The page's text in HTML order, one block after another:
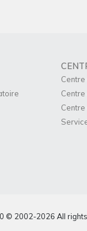
© 2002-2026 All